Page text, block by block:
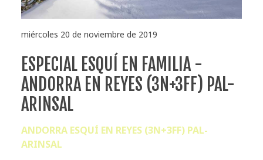
miércoles 20 de noviembre de 2019
ESPECIAL ESQUÍ EN FAMILIA -
ANDORRA EN REYES (3N+3FF) PAL-
ARINSAL
ANDORRA ESQUÍ EN REYES (3N+3FF) PAL-
ARINSAL